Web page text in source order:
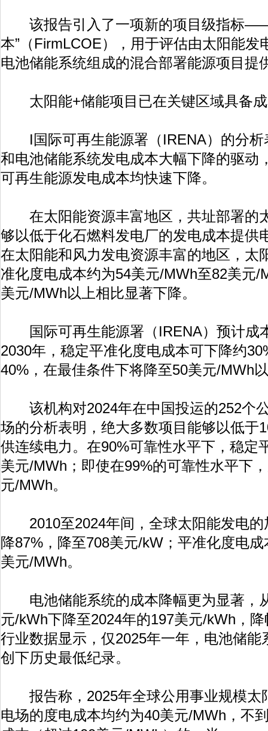
该报告引入了一项新的项目级指标
本”（FirmLCOE），用于评估由太阳能发
电池储能系统组成的混合部署能源项目提
太阳能+储能项目已在关键区域具备成
I国际可再生能源署（IRENA）的分析
和电池储能系统发电成本大幅下降的驱动
可再生能源发电成本均快速下降。
在太阳能资源丰富地区，共址部署的
够以低于化石燃料发电厂的发电成本提供
在太阳能和风力发电资源丰富的地区，太
准化度电成本约为54美元/MWh至82美元/
美元/MWh以上相比显著下降。
国际可再生能源署（IRENA）预计成
2030年，稳定平准化度电成本可下降约
40%，在最佳条件下将降至50美元/MWh
该机构对2024年在中国投运的252个
场的分析表明，绝大多数项目能够以低于
供连续电力。在90%可靠性水平下，稳定
美元/MWh；即使在99%的可靠性水平下
元/MWh。
2010至2024年间，全球太阳能发电的
降87%，降至708美元/kW；平准化度电
美元/MWh。
电池储能系统的成本降幅更为显著，
元/kWh下降至2024年的197美元/kWh，
行业数据显示，仅2025年一年，电池储能
创下历史最低纪录。
报告称，2025年全球公用事业规模太
电场的度电成本均约为40美元/MWh，不